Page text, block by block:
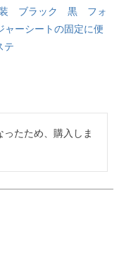
装 ブラック 黒 フォ
ーシートの固定に便
テ
たため、購入しま